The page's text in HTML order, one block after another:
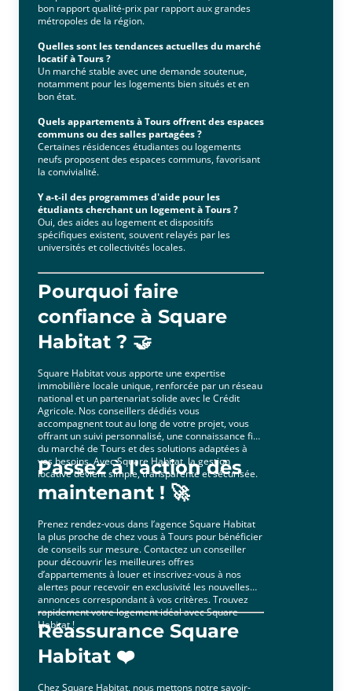
bon rapport qualité-prix par rapport aux grandes
métropoles de la région.
Quelles sont les tendances actuelles du marché
locatif à Tours ?
Un marché stable avec une demande soutenue,
notamment pour les logements bien situés et en
bon état.
Quels appartements à Tours offrent des espaces
communs ou des salles partagées ?
Certaines résidences étudiantes ou logements
neufs proposent des espaces communs, favorisant
la convivialité.
Y a-t-il des programmes d'aide pour les
étudiants cherchant un logement à Tours ?
Oui, des aides au logement et dispositifs
spécifiques existent, souvent relayés par les
universités et collectivités locales.
Pourquoi faire
confiance à Square
Habitat ? 🤝
Square Habitat vous apporte une expertise
immobilière locale unique, renforcée par un réseau
national et un partenariat solide avec le Crédit
Agricole. Nos conseillers dédiés vous
accompagnent tout au long de votre projet, vous
offrant un suivi personnalisé, une connaissance fine
du marché de Tours et des solutions adaptées à
vos besoins. Avec Square Habitat, la gestion
locative devient simple, transparente et sécurisée.
Passez à l'action dès
maintenant ! 🚀
Prenez rendez-vous dans l’agence Square Habitat
la plus proche de chez vous à Tours pour bénéficier
de conseils sur mesure. Contactez un conseiller
pour découvrir les meilleures offres
d’appartements à louer et inscrivez-vous à nos
alertes pour recevoir en exclusivité les nouvelles
annonces correspondant à vos critères. Trouvez
rapidement votre logement idéal avec Square
Habitat !
Réassurance Square
Habitat ❤️
Chez Square Habitat, nous mettons notre savoir-